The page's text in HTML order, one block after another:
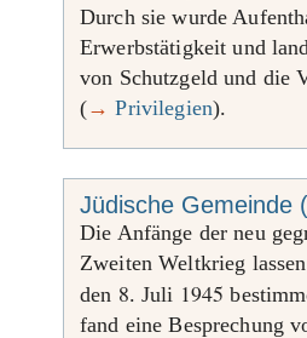
Durch sie wurde
Erwerbstätigkeit und
von Schutzgeld und die
(→ Privilegien).
Jüdische Gemeinde
Die Anfänge der neu
Zweiten Weltkrieg
den 8. Juli 1945
fand eine Besprechung